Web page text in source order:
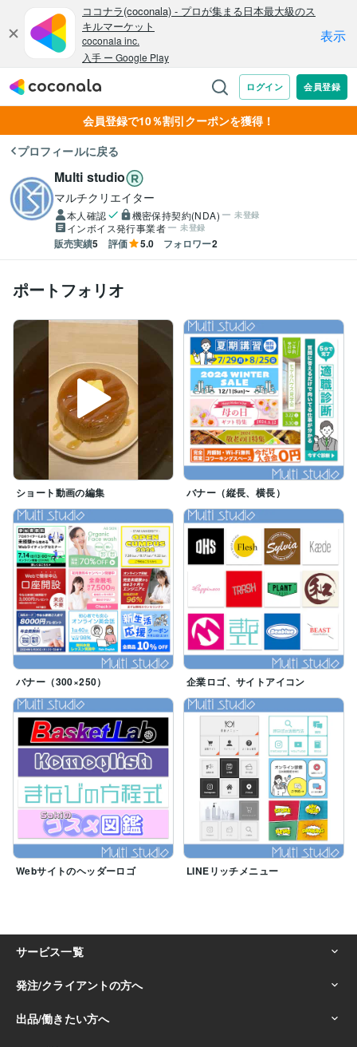
会員登録で10％割引クーポンを獲得！
プロフィールに戻る
Multi studio
マルチクリエイター
本人確認 機密保持契約(NDA) 未登録
インボイス発行事業者 未登録
販売実績5 評価 5.0 フォロワー2
ポートフォリオ
ショート動画の編集 バナー（縦長、横長）
バナー（300×250） 企業ロゴ、サイトアイコン
Webサイトのヘッダーロゴ LINEリッチメニュー